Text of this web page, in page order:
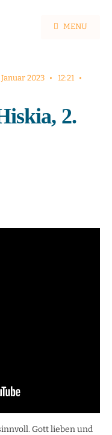
MENU
Januar 2023 • 12:21 •
2.
Gott lieben und